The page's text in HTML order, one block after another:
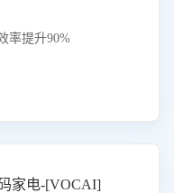
率提升90%
家电-[VOCAI]